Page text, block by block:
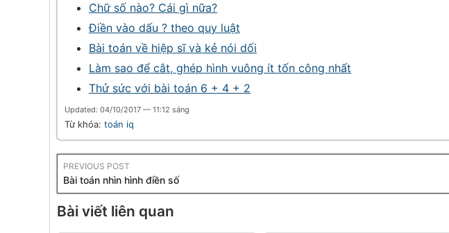
Chữ số nào? Cái gì nữa?
Điền vào dấu ? theo quy luật
Bài toán về hiệp sĩ và kẻ nói dối
Làm sao để cắt, ghép hình vuông ít tốn công nhất
Thử sức với bài toán 6 + 4 + 2
Updated: 04/10/2017 — 11:12 sáng
Từ khóa: toán iq
PREVIOUS POST
Bài toán nhìn hình điền số
Bài viết liên quan